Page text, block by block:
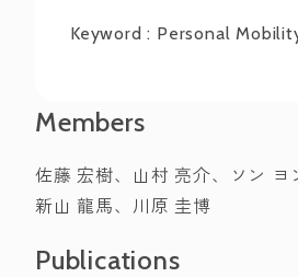
Keyword : Personal
Members
佐藤 宏樹、山村 亮介、ソン ヨ
新山 龍馬、川原 圭博
Publications